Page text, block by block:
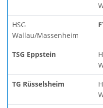
HSG
Wallau/Massenheim
TSG Eppstein
TG Rüsselsheim